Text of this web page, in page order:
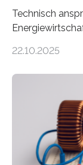
Technisch
neuen EU-
Sozialfonds
Damit zählt
22.10.2025